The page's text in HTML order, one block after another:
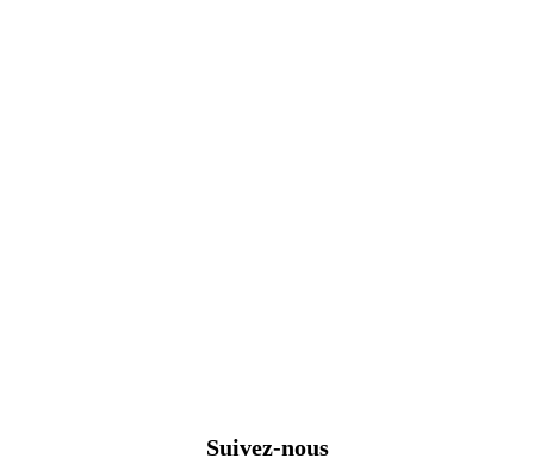
Suivez-nous